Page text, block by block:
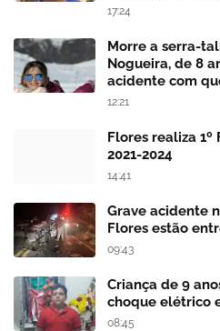
17:24
Morre a serra-
Nogueira, de 8
acidente com
12:21
Flores realiza
2021-2024
14:41
Grave acidente
Flores estão
09:43
Criança de 9
choque elétrico
08:45